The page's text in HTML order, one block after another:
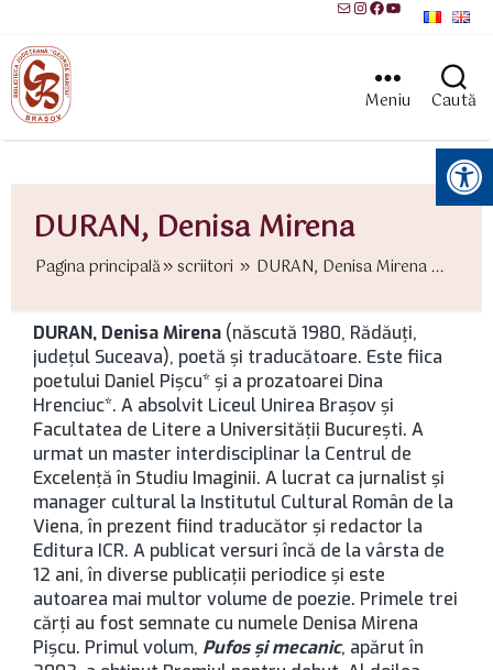
MailInstagram
Facebook
YouTube
Meniu Caută
Instrumente pentru accesibilitate
DURAN, Denisa Mirena
Pagina principală scriitori DURAN, Denisa Mirena ...
DURAN, Denisa Mirena (născută 1980, Rădăuţi,
județul Suceava), poetă şi traducătoare. Este fiica
poetului Daniel Pişcu* şi a prozatoarei Dina
Hrenciuc*. A absolvit Liceul Unirea Brașov şi
Facultatea de Litere a Universității București. A
urmat un master interdisciplinar la Centrul de
Excelenţă în Studiu Imaginii. A lucrat ca jurnalist şi
manager cultural la Institutul Cultural Român de la
Viena, în prezent fiind traducător şi redactor la
Editura ICR. A publicat versuri încă de la vârsta de
12 ani, în diverse publicaţii periodice şi este
autoarea mai multor volume de poezie. Primele trei
cărţi au fost semnate cu numele Denisa Mirena
Pişcu. Primul volum, Pufos şi mecanic, apărut în